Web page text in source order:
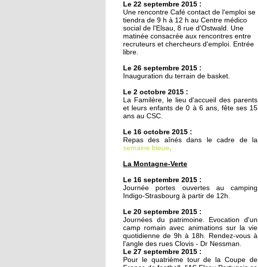
L'étrange enclave
lingolsheimoise dans la
Montagne Verte
20 octobre 2011
animations de quartier
teintées de prosélytisme
20 octobre 2011
Ces recettes qui n'ont pas
18 octobre 2011
Le chemin du
Kammerfeld fait peau
neuve
18 octobre 2011
150 à 200 logements
prévus sur l'ex-site
Danone
18 octobre 2011
Le 22 septembre 2015 :
Une rencontre Café contact de l'emploi se
tiendra de 9 h à 12 h au Centre médico
social de l'Elsau, 8 rue d'Ostwald. Une
matinée consacrée aux rencontres entre
recruteurs et chercheurs d'emploi. Entrée
libre.
Le 26 septembre 2015 :
Inauguration du terrain de basket.
Le 2 octobre 2015 :
La Familère, le lieu d'accueil des parents
et leurs enfants de 0 à 6 ans, fête ses 15
ans au CSC.
Le 16 octobre 2015 :
Repas des aînés dans le cadre de la
semaine bleue.
La Montagne-Verte
Le 16 septembre 2015 :
Journée portes ouvertes au camping
Indigo-Strasbourg à partir de 12h.
Le 20 septembre 2015 :
Journées du patrimoine. Evocation d'un
camp romain avec animations sur la vie
quotidienne de 9h à 18h. Rendez-vous à
l'angle des rues Clovis - Dr Nessman.
Le 27 septembre 2015 :
Pour le quatrième tour de la Coupe de